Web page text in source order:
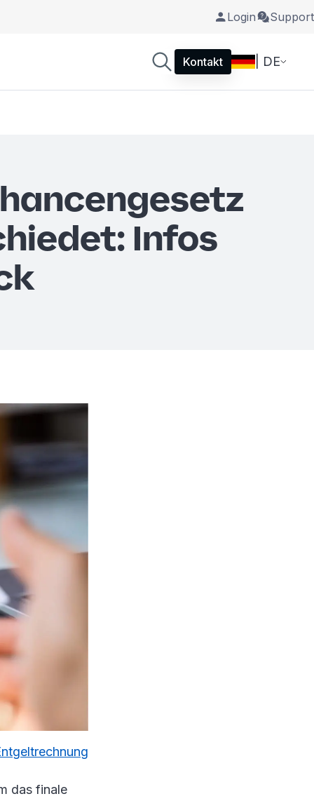
Login Support
Kontakt | DE
Infos
das finale